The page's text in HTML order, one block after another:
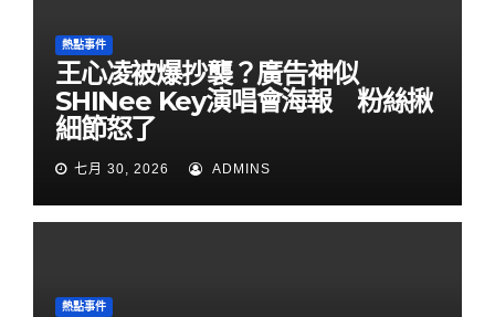
熱點事件
王心凌被爆抄襲？廣告神似
SHINee Key演唱會海報 粉絲揪
細節怒了
七月 30, 2026 ADMINS
熱點事件